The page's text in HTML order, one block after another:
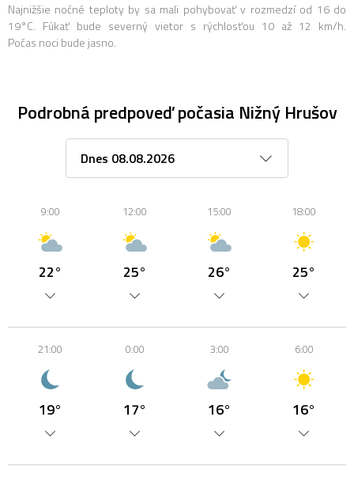
Najnižšie nočné teploty by sa mali pohybovať v rozmedzí od 16 do
19°C. Fúkať bude severný vietor s rýchlosťou 10 až 12 km/h.
Počas noci bude jasno.
Podrobná predpoveď počasia Nižný Hrušov
9:00
22°
12:00
25°
15:00
26°
18:00
25°
21:00
19°
0:00
17°
3:00
16°
6:00
16°